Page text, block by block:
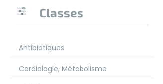
f Classes
Antibiotiques
Cardiologie, Métabolisme